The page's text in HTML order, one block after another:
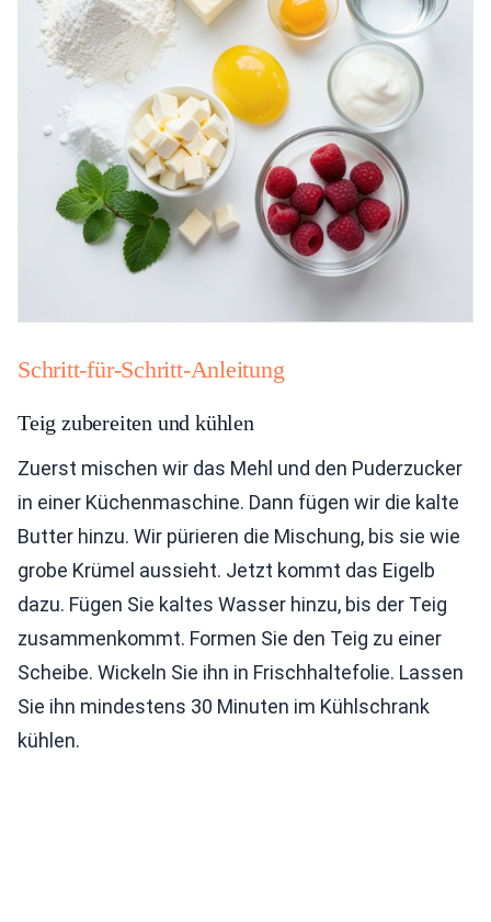
Schritt-für-Schritt-Anleitung
Teig zubereiten und kühlen
Zuerst mischen wir das Mehl und den Puderzucker
in einer Küchenmaschine. Dann fügen wir die kalte
Butter hinzu. Wir pürieren die Mischung, bis sie wie
grobe Krümel aussieht. Jetzt kommt das Eigelb
dazu. Fügen Sie kaltes Wasser hinzu, bis der Teig
zusammenkommt. Formen Sie den Teig zu einer
Scheibe. Wickeln Sie ihn in Frischhaltefolie. Lassen
Sie ihn mindestens 30 Minuten im Kühlschrank
kühlen.